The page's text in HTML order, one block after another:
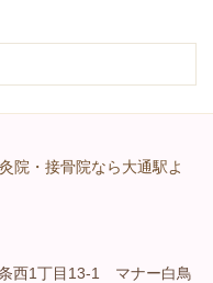
院・接骨院なら大通駅よ
西1丁目13-1 マナー白鳥